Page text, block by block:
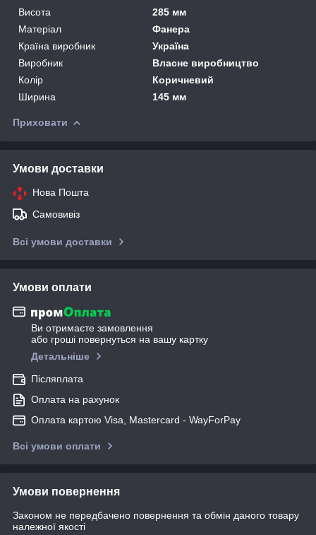
Висота
285 мм
Матеріал
Фанера
Країна виробник
Україна
Виробник
Власне виробництво
Колір
Коричневий
Ширина
145 мм
Приховати
Умови доставки
Нова Пошта
Самовивіз
Всі умови доставки
Умови оплати
Ви отримаєте замовлення
або гроші повернуться на вашу картку
Детальніше
Післяплата
Оплата на рахунок
Оплата картою Visa, Mastercard - WayForPay
Всі умови оплати
Умови повернення
Законом не передбачено повернення та обмін даного товару
належної якості